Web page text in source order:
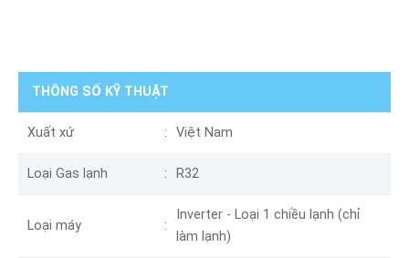
THÔNG SỐ KỸ THUẬT
Xuất xứ Việt Nam
Loại Gas lạnh R32
Loại máy
Inverter - Loại 1 chiều lạnh (chỉ
làm lạnh)